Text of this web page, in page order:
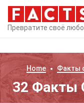
Превратите своё
Home Факты
32 Факты